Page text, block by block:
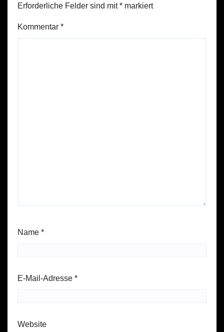
Erforderliche Felder sind mit* markiert
Kommentar *
Name *
E-Mail-Adresse *
Website